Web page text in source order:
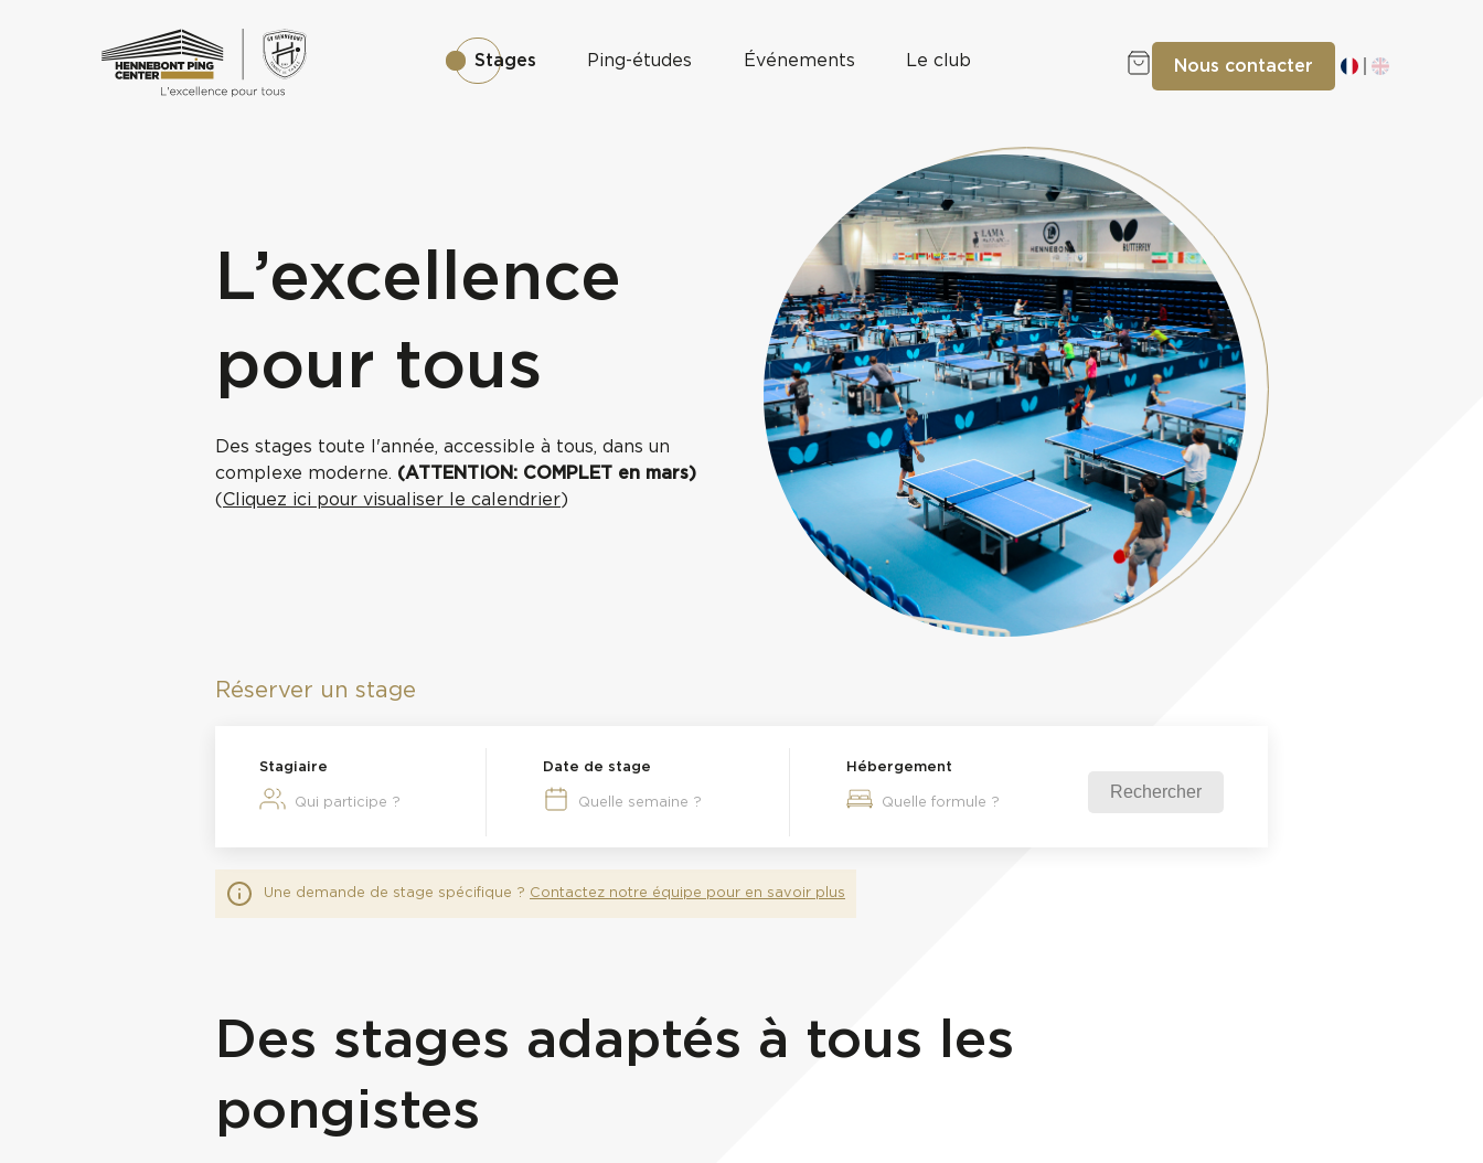
Stages Ping-études Événements Le club Nous contacter
L’excellence
pour tous
Des stages toute l'année, accessible à tous, dans un
complexe moderne. (ATTENTION: COMPLET en mars)
(Cliquez ici pour visualiser le calendrier)
Réserver un stage
Stagiaire Date de stage Hébergement
Rechercher
Une demande de stage spécifique ? Contactez notre équipe pour en savoir plus
Des stages adaptés à tous les
pongistes